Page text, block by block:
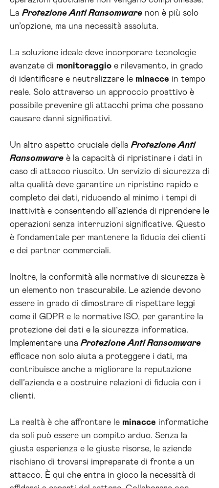
La Protezione Anti Ransomware non è più solo
un’opzione, ma una necessità assoluta.
La soluzione ideale deve incorporare tecnologie
avanzate di monitoraggio e rilevamento, in grado
di identificare e neutralizzare le minacce in tempo
reale. Solo attraverso un approccio proattivo è
possibile prevenire gli attacchi prima che possano
causare danni significativi.
Un altro aspetto cruciale della Protezione Anti
Ransomware è la capacità di ripristinare i dati in
caso di attacco riuscito. Un servizio di sicurezza di
alta qualità deve garantire un ripristino rapido e
completo dei dati, riducendo al minimo i tempi di
inattività e consentendo all’azienda di riprendere le
operazioni senza interruzioni significative. Questo
è fondamentale per mantenere la fiducia dei clienti
e dei partner commerciali.
Inoltre, la conformità alle normative di sicurezza è
un elemento non trascurabile. Le aziende devono
essere in grado di dimostrare di rispettare leggi
come il GDPR e le normative ISO, per garantire la
protezione dei dati e la sicurezza informatica.
Implementare una Protezione Anti Ransomware
efficace non solo aiuta a proteggere i dati, ma
contribuisce anche a migliorare la reputazione
dell’azienda e a costruire relazioni di fiducia con i
clienti.
La realtà è che affrontare le minacce informatiche
da soli può essere un compito arduo. Senza la
giusta esperienza e le giuste risorse, le aziende
rischiano di trovarsi impreparate di fronte a un
attacco. È qui che entra in gioco la necessità di